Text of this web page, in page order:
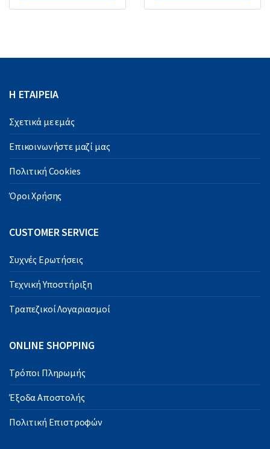
Η ΕΤΑΙΡΕΙΑ
Σχετικά με εμάς
Επικοινωνήστε μαζί μας
Πολιτική Cookies
Όροι Χρήσης
CUSTOMER SERVICE
Συχνές Ερωτήσεις
Τεχνική Υποστήριξη
Τραπεζικοί Λογαριασμοί
ONLINE SHOPPING
Τρόποι Πληρωμής
Έξοδα Αποστολής
Πολιτική Επιστροφών